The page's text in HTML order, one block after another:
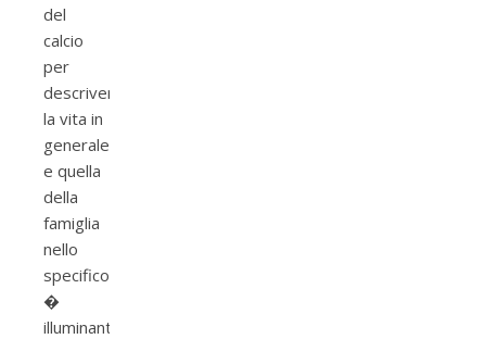
del
calcio
per
descrivere
la vita in
generale
e quella
della
famiglia
nello
specifico
�
illuminante